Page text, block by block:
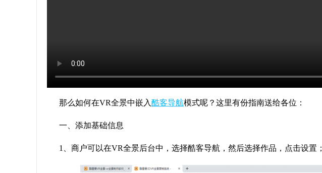
那么如何在VR全景中嵌入酷客导航模式呢？这里有份指南送给各位：
一、添加基础信息
1、商户可以在VR全景后台中，选择酷客导航，然后选择作品，点击设置；